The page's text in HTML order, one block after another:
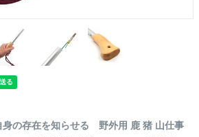
身の存在を知らせる 野外用 鹿 猪 山仕事